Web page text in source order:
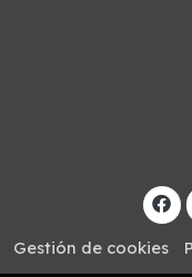
Gestión de cookies